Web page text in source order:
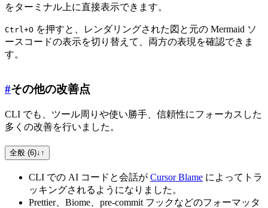
をターミナル上に直接表示できます。
Ctrl+O を押すと、レンダリングされた図と元の Mermaid ソ
ースコードの表示を切り替えて、両方の表現を確認できま
す。
#その他の改善点
CLI でも、ツール周りや使い勝手、信頼性にフォーカスした
多くの改善を行いました。
全般 (6)↓ ↑
CLI での AI コードと会話が Cursor Blame によってトラ
ッキングされるようになりました。
Prettier、Biome、pre-commit フックなどのフォーマッタ